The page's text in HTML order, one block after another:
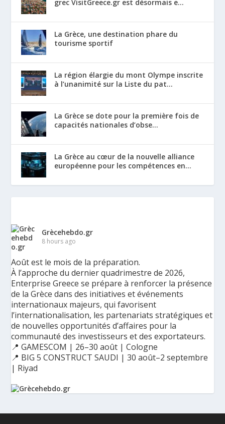
grec VisitGreece.gr est désormais e...
La Grèce, une destination phare du
tourisme sportif
La région élargie du mont Olympe inscrite
à l’unanimité sur la Liste du pat...
La Grèce se dote pour la première fois de
capacités nationales d’obse...
La Grèce au cœur de la nouvelle alliance
européenne pour les compétences en...
Grècehebdo.gr
8 hours ago
Août est le mois de la préparation.
À l’approche du dernier quadrimestre de 2026,
Enterprise Greece se prépare à renforcer la présence
de la Grèce dans des initiatives et événements
internationaux majeurs, qui favorisent
l’internationalisation, les partenariats stratégiques et
de nouvelles opportunités d’affaires pour la
communauté des investisseurs et des exportateurs.
📍 GAMESCOM | 26–30 août | Cologne
📍 BIG 5 CONSTRUCT SAUDI | 30 août–2 septembre
| Riyad